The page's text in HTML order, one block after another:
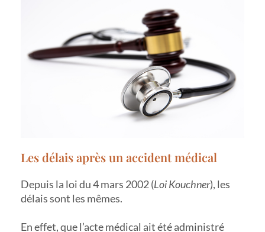
Les délais après un accident médical
Depuis la loi du 4 mars 2002 (Loi Kouchner), les
délais sont les mêmes.
En effet, que l’acte médical ait été administré